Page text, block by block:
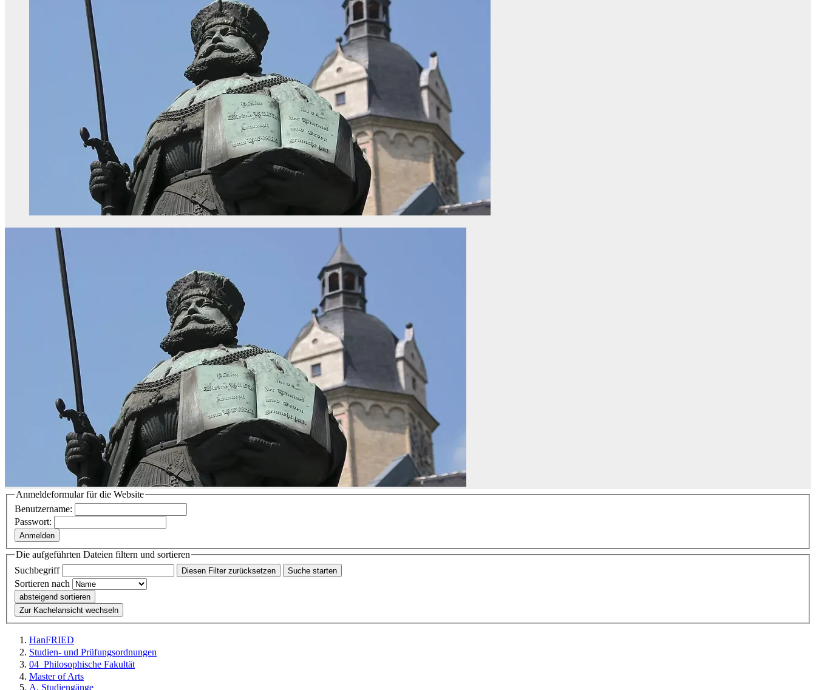
Anmeldeformular für die Website
Benutzername:
Passwort:
Anmelden
Die aufgeführten Dateien filtern und sortieren
Suchbegriff
Diesen Filter zurücksetzen Suche starten
Sortieren nach
absteigend sortieren
Zur Kachelansicht wechseln
HanFRIED
Studien- und Prüfungsordnungen
04_Philosophische Fakultät
Master of Arts
A. Studiengänge